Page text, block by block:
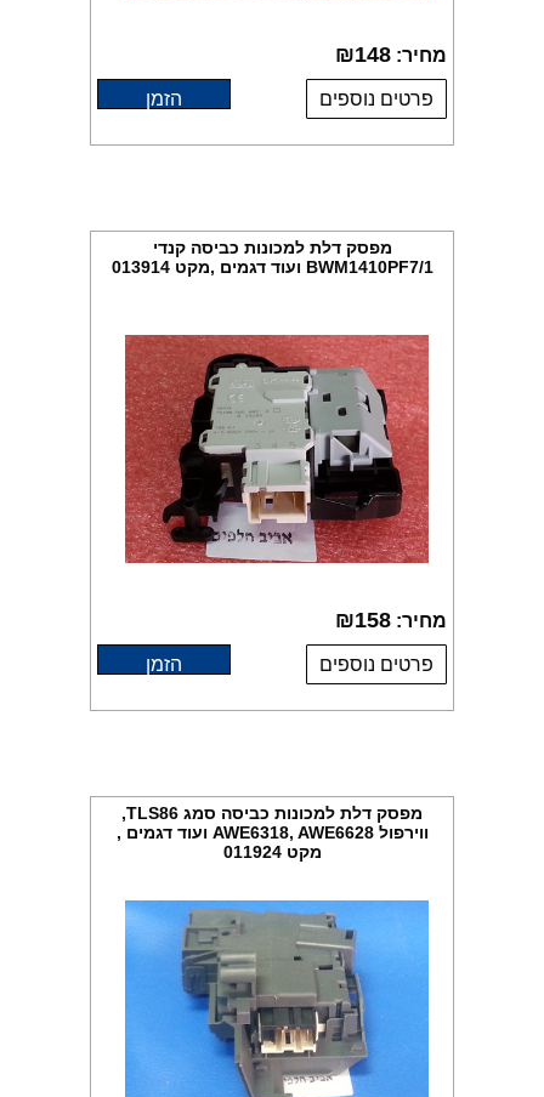
מחיר: ₪148
פרטים נוספים הזמן
מפסק דלת למכונות כביסה קנדי
BWM1410PF7/1 ועוד דגמים ,מקט 013914
מחיר: ₪158
פרטים נוספים הזמן
מפסק דלת למכונות כביסה סמג TLS86,
ווירפול AWE6318, AWE6628 ועוד דגמים ,
מקט 011924